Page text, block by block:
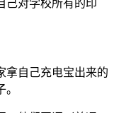
己对学校所有的印
拿自己充电宝出来的